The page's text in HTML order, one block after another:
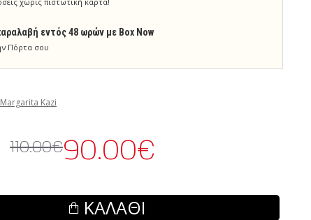
εντός 48 ωρών με Box Now
Πόρτα σου
Kazi
90.00€
110.00€
ΚΑΛΆΘΙ